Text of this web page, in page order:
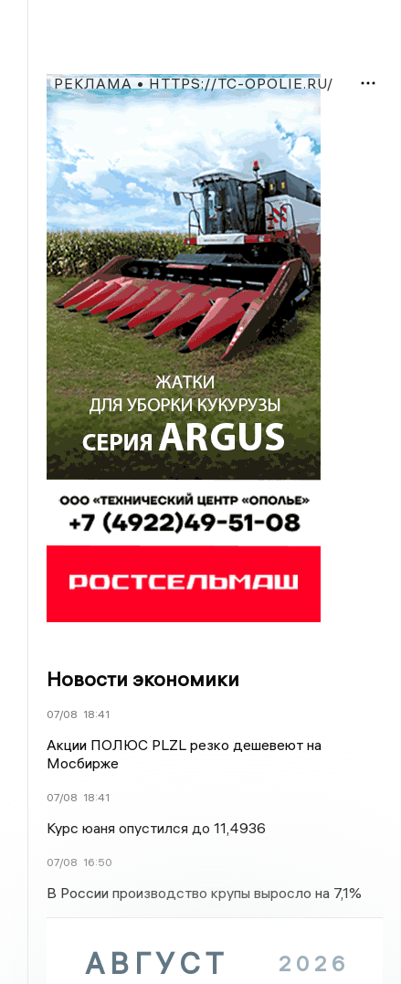
РЕКЛАМА • HTTPS://TC-OPOLIE.RU/
Новости экономики
07/08 18:41
Акции ПОЛЮС PLZL резко дешевеют на
Мосбирже
07/08 18:41
Курс юаня опустился до 11,4936
07/08 16:50
В России производство крупы выросло на 7,1%
АВГУСТ 2026